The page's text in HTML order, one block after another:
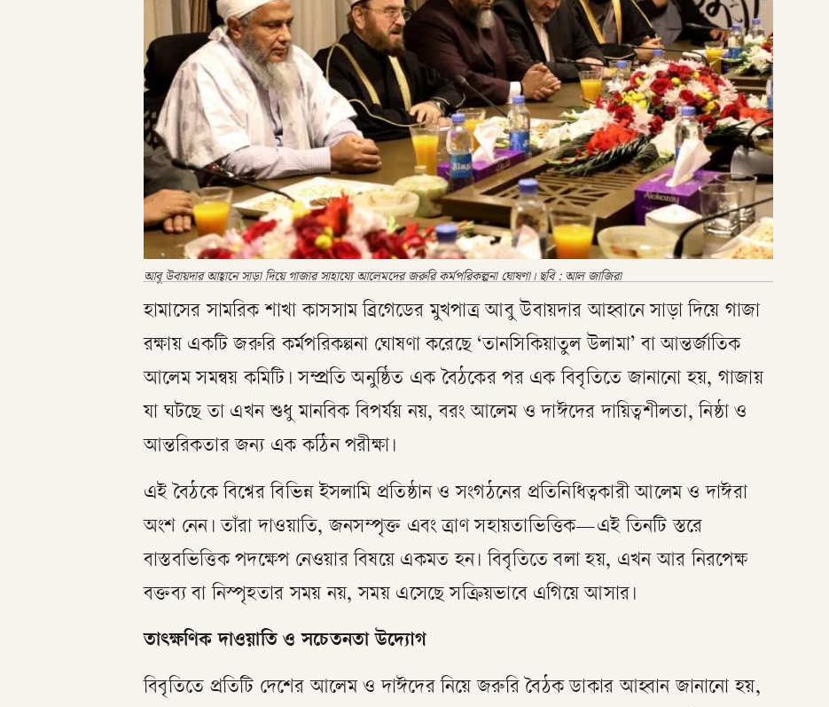
আবু উবায়দার আহ্বানে সাড়া দিয়ে গাজার সাহায্যে আলেমদের জরুরি কর্মপরিকল্পনা ঘোষণা। ছবি : আল জাজিরা
হামাসের সামরিক শাখা কাসসাম ব্রিগেডের মুখপাত্র আবু উবায়দার আহ্বানে সাড়া দিয়ে গাজা
রক্ষায় একটি জরুরি কর্মপরিকল্পনা ঘোষণা করেছে ‘তানসিকিয়াতুল উলামা’ বা আন্তর্জাতিক
আলেম সমন্বয় কমিটি। সম্প্রতি অনুষ্ঠিত এক বৈঠকের পর এক বিবৃতিতে জানানো হয়, গাজায়
যা ঘটছে তা এখন শুধু মানবিক বিপর্যয় নয়, বরং আলেম ও দাঈদের দায়িত্বশীলতা, নিষ্ঠা ও
আন্তরিকতার জন্য এক কঠিন পরীক্ষা।
এই বৈঠকে বিশ্বের বিভিন্ন ইসলামি প্রতিষ্ঠান ও সংগঠনের প্রতিনিধিত্বকারী আলেম ও দাঈরা
অংশ নেন। তাঁরা দাওয়াতি, জনসম্পৃক্ত এবং ত্রাণ সহায়তাভিত্তিক—এই তিনটি স্তরে
বাস্তবভিত্তিক পদক্ষেপ নেওয়ার বিষয়ে একমত হন। বিবৃতিতে বলা হয়, এখন আর নিরপেক্ষ
বক্তব্য বা নিস্পৃহতার সময় নয়, সময় এসেছে সক্রিয়ভাবে এগিয়ে আসার।
তাৎক্ষণিক দাওয়াতি ও সচেতনতা উদ্যোগ
বিবৃতিতে প্রতিটি দেশের আলেম ও দাঈদের নিয়ে জরুরি বৈঠক ডাকার আহ্বান জানানো হয়,